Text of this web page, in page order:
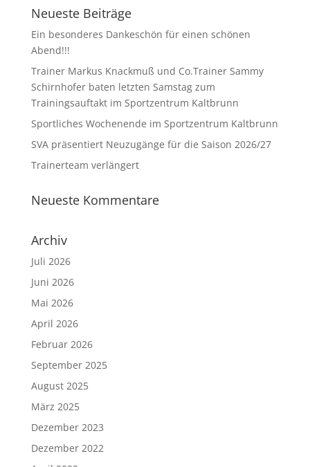
Neueste Beiträge
Ein besonderes Dankeschön für einen schönen
Abend!!!
Trainer Markus Knackmuß und Co.Trainer Sammy
Schirnhofer baten letzten Samstag zum
Trainingsauftakt im Sportzentrum Kaltbrunn
Sportliches Wochenende im Sportzentrum Kaltbrunn
SVA präsentiert Neuzugänge für die Saison 2026/27
Trainerteam verlängert
Neueste Kommentare
Archiv
Juli 2026
Juni 2026
Mai 2026
April 2026
Februar 2026
September 2025
August 2025
März 2025
Dezember 2023
Dezember 2022